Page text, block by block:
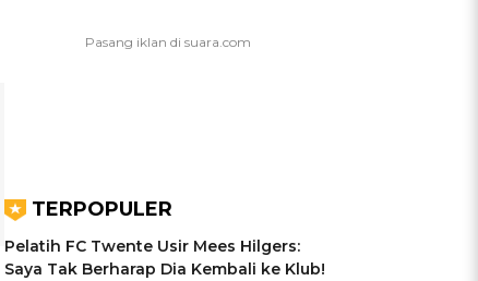
TERPOPULER
Pelatih FC Twente Usir Mees Hilgers:
Saya Tak Berharap Dia Kembali ke Klub!